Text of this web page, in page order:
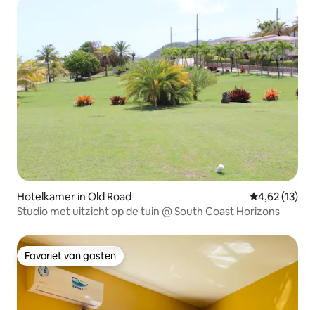
Hotelkamer in Old Road Gemiddelde
4,62 (13)
Studio met uitzicht op de tuin @ South Coast Horizons
Favoriet van gasten
Favoriet van gasten